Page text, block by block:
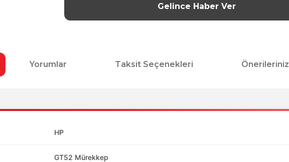
Gelince Haber Ver
Yorumlar Taksit Seçenekleri Önerileriniz
HP
GT52 Mürekkep